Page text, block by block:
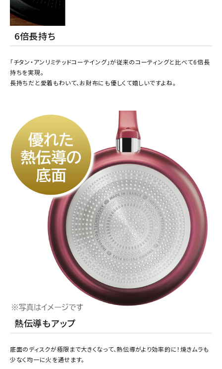
6倍長持ち
「チタン・アンリミテッドコーテイング」が従来のコーティングと比べて6倍長
持ちを実現。
長持ちだと愛着もわいて、お財布にも優しくて嬉しいですよね。
熱伝導もアップ
底面のディスクが極限まで大きくなって、熱伝導がより効率的に！焼きムラも
少なく均一に火を通せます。